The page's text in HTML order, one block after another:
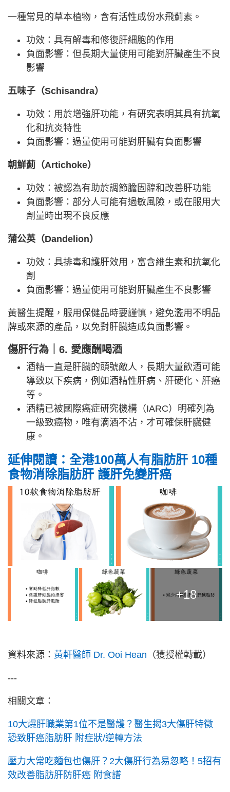
一種常見的草本植物，含有活性成份水飛薊素。
功效：具有解毒和修復肝細胞的作用
負面影響：但長期大量使用可能對肝臟產生不良
影響
五味子（Schisandra）
功效：用於增強肝功能，有研究表明其具有抗氧
化和抗炎特性
負面影響：過量使用可能對肝臟有負面影響
朝鮮薊（Artichoke）
功效：被認為有助於調節膽固醇和改善肝功能
負面影響：部分人可能有過敏風險，或在服用大
劑量時出現不良反應
蒲公英（Dandelion）
功效：具排毒和護肝效用，富含維生素和抗氧化
劑
負面影響：過量使用可能對肝臟產生不良影響
黃醫生提醒，服用保健品時要謹慎，避免濫用不明品
牌或來源的產品，以免對肝臟造成負面影響。
傷肝行為 6. 愛應酬喝酒
酒精一直是肝臟的頭號敵人，長期大量飲酒可能
導致以下疾病，例如酒精性肝病、肝硬化、肝癌
等。
酒精已被國際癌症研究機構（IARC）明確列為
一級致癌物，唯有滴酒不沾，才可確保肝臟健
康。
延伸閱讀：全港100萬人有脂肪肝 10種
食物消除脂肪肝 護肝免變肝癌
+18
資料來源： 黃軒醫師 Dr. Ooi Hean （獲授權轉載）
---
相關文章：
10大爆肝職業第1位不是醫護？醫生揭3大傷肝特徵
恐致肝癌脂肪肝 附症狀/逆轉方法
壓力大常吃麵包也傷肝？2大傷肝行為易忽略！5招有
效改善脂肪肝防肝癌 附食譜